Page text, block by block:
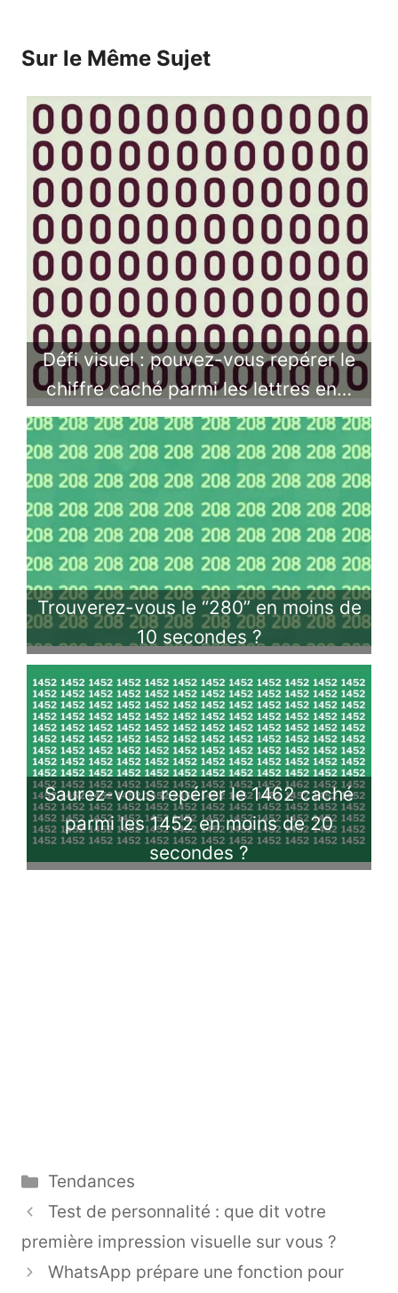
Sur le Même Sujet
Défi visuel : pouvez-vous repérer le
chiffre caché parmi les lettres en…
Trouverez-vous le “280” en moins de
10 secondes ?
Saurez-vous repérer le 1462 caché
parmi les 1452 en moins de 20
secondes ?
Catégories
Tendances
Test de personnalité : que dit votre
première impression visuelle sur vous ?
WhatsApp prépare une fonction pour